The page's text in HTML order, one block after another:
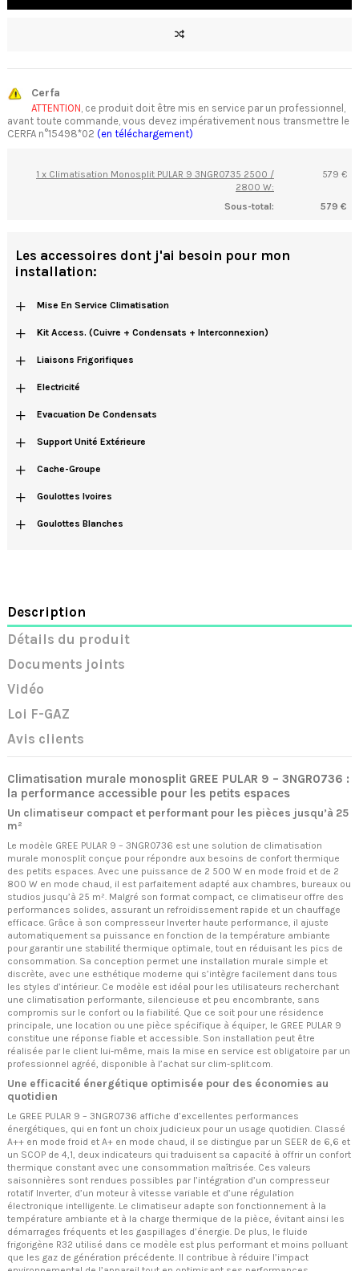
Cerfa
ATTENTION, ce produit doit être mis en service par un professionnel,
avant toute commande, vous devez impérativement nous transmettre le
CERFA n°15498*02 (en téléchargement)
1 x Climatisation Monosplit PULAR 9 3NGR0735 2500 /
2800 W:
579 €
Sous-total: 579 €
Les accessoires dont j'ai besoin pour mon
installation:
+ Mise En Service Climatisation
+ Kit Access. (cuivre + Condensats + Interconnexion)
+ Liaisons Frigorifiques
+ Electricité
+ Evacuation De Condensats
+ Support Unité Extérieure
+ Cache-Groupe
+ Goulottes Ivoires
+ Goulottes Blanches
Description
Détails du produit
Documents joints
Vidéo
Loi F-GAZ
Avis clients
Climatisation murale monosplit GREE PULAR 9 – 3NGR0736 :
la performance accessible pour les petits espaces
Un climatiseur compact et performant pour les pièces jusqu’à 25
m²
Le modèle GREE PULAR 9 – 3NGR0736 est une solution de climatisation
murale monosplit conçue pour répondre aux besoins de confort thermique
des petits espaces. Avec une puissance de 2 500 W en mode froid et de 2
800 W en mode chaud, il est parfaitement adapté aux chambres, bureaux ou
studios jusqu’à 25 m². Malgré son format compact, ce climatiseur offre des
performances solides, assurant un refroidissement rapide et un chauffage
efficace. Grâce à son compresseur Inverter haute performance, il ajuste
automatiquement sa puissance en fonction de la température ambiante
pour garantir une stabilité thermique optimale, tout en réduisant les pics de
consommation. Sa conception permet une installation murale simple et
discrète, avec une esthétique moderne qui s’intègre facilement dans tous
les styles d’intérieur. Ce modèle est idéal pour les utilisateurs recherchant
une climatisation performante, silencieuse et peu encombrante, sans
compromis sur le confort ou la fiabilité. Que ce soit pour une résidence
principale, une location ou une pièce spécifique à équiper, le GREE PULAR 9
constitue une réponse fiable et accessible. Son installation peut être
réalisée par le client lui-même, mais la mise en service est obligatoire par un
professionnel agréé, disponible à l’achat sur clim-split.com.
Une efficacité énergétique optimisée pour des économies au
quotidien
Le GREE PULAR 9 – 3NGR0736 affiche d’excellentes performances
énergétiques, qui en font un choix judicieux pour un usage quotidien. Classé
A++ en mode froid et A+ en mode chaud, il se distingue par un SEER de 6,6 et
un SCOP de 4,1, deux indicateurs qui traduisent sa capacité à offrir un confort
thermique constant avec une consommation maîtrisée. Ces valeurs
saisonnières sont rendues possibles par l’intégration d’un compresseur
rotatif Inverter, d’un moteur à vitesse variable et d’une régulation
électronique intelligente. Le climatiseur adapte son fonctionnement à la
température ambiante et à la charge thermique de la pièce, évitant ainsi les
démarrages fréquents et les gaspillages d’énergie. De plus, le fluide
frigorigène R32 utilisé dans ce modèle est plus performant et moins polluant
que les gaz de génération précédente. Il contribue à réduire l’impact